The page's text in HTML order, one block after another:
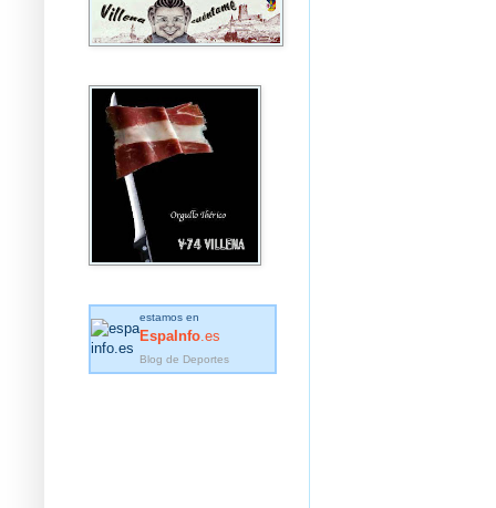
estamos en
EspaInfo .es
Blog de Deportes